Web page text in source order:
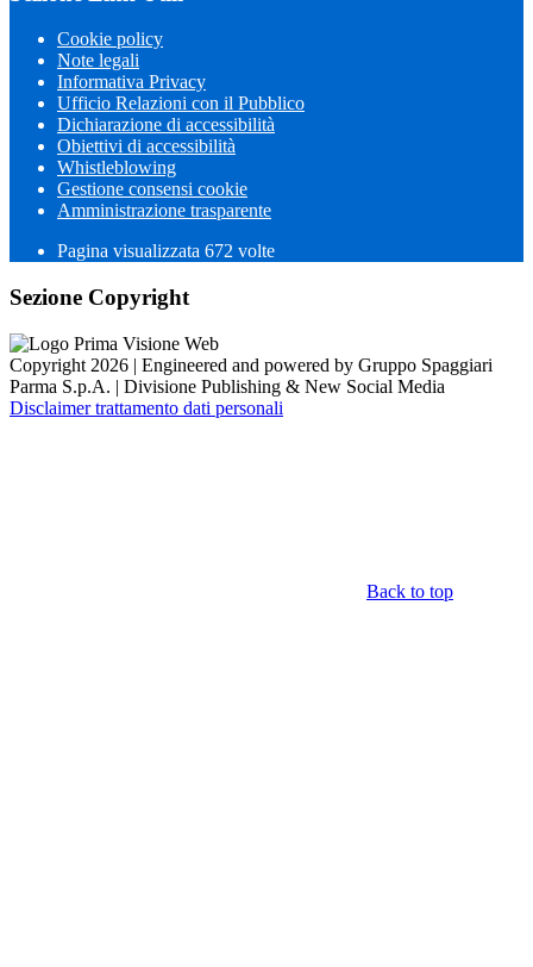
Cookie policy
Note legali
Informativa Privacy
Ufficio Relazioni con il Pubblico
Dichiarazione di accessibilità
Obiettivi di accessibilità
Whistleblowing
Gestione consensi cookie
Amministrazione trasparente
Pagina visualizzata 672 volte
Sezione Copyright
Copyright 2026 | Engineered and powered by Gruppo Spaggiari
Parma S.p.A. | Divisione Publishing & New Social Media
Disclaimer trattamento dati personali
Back to top